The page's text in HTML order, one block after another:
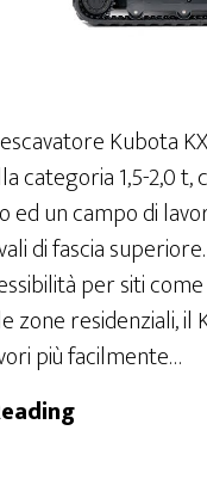
Kubota
categoria 1,5-2,0
ed un campo di
di fascia
per siti
zone residenziali, il
più facilmente…
KX019-